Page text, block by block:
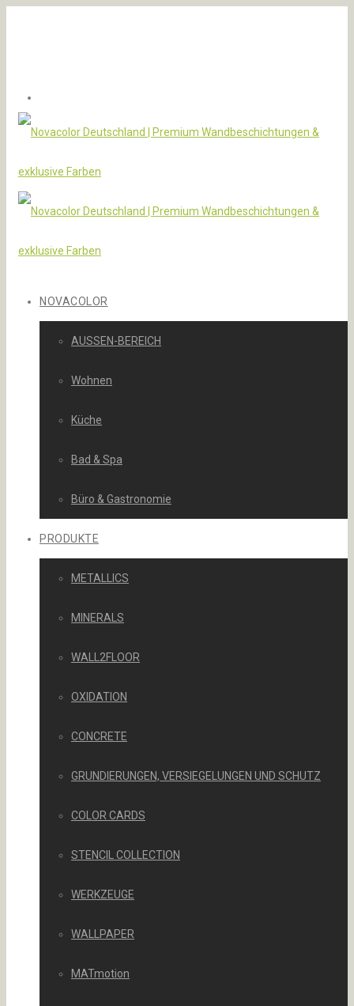
NOVACOLOR
AUSSEN-BEREICH
Wohnen
Küche
Bad & Spa
Büro & Gastronomie
PRODUKTE
METALLICS
MINERALS
WALL2FLOOR
OXIDATION
CONCRETE
GRUNDIERUNGEN, VERSIEGELUNGEN UND SCHUTZ
COLOR CARDS
STENCIL COLLECTION
WERKZEUGE
WALLPAPER
MATmotion